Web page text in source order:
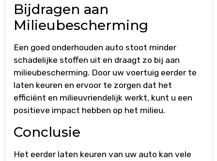
Bijdragen aan
Milieubescherming
Een goed onderhouden auto stoot minder
schadelijke stoffen uit en draagt zo bij aan
milieubescherming. Door uw voertuig eerder te
laten keuren en ervoor te zorgen dat het
efficiënt en milieuvriendelijk werkt, kunt u een
positieve impact hebben op het milieu.
Conclusie
Het eerder laten keuren van uw auto kan vele